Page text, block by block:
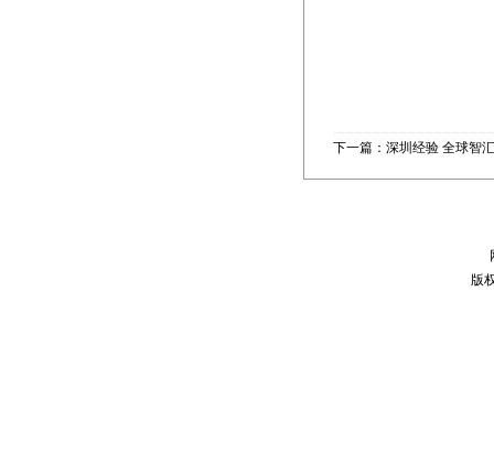
下一篇：深圳经验 全球智
版